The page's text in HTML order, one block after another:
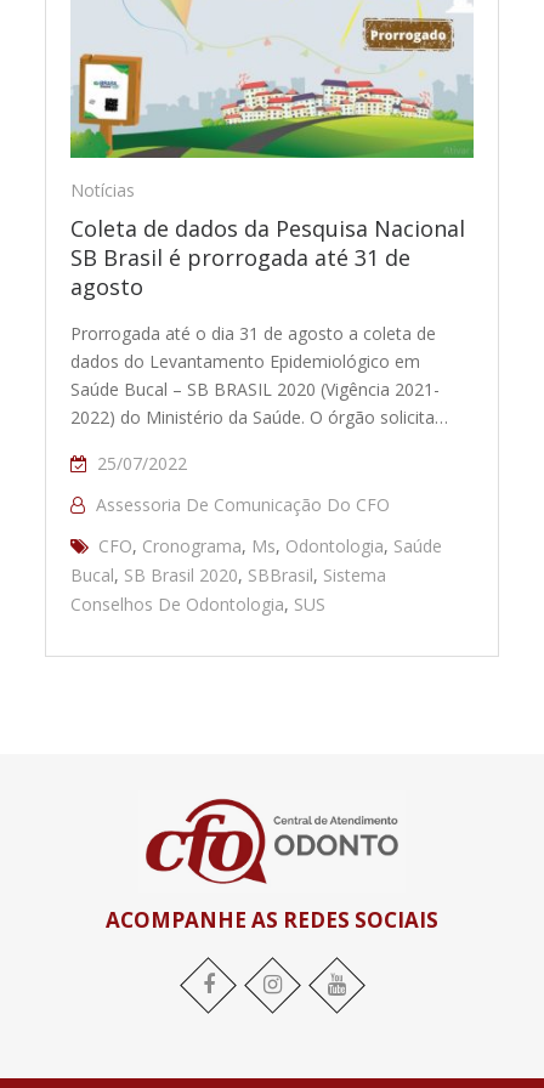
Notícias
Coleta de dados da Pesquisa Nacional
SB Brasil é prorrogada até 31 de
agosto
Prorrogada até o dia 31 de agosto a coleta de
dados do Levantamento Epidemiológico em
Saúde Bucal – SB BRASIL 2020 (Vigência 2021-
2022) do Ministério da Saúde. O órgão solicita…
25/07/2022
Assessoria De Comunicação Do CFO
CFO, Cronograma, Ms, Odontologia, Saúde
Bucal, SB Brasil 2020, SBBrasil, Sistema
Conselhos De Odontologia, SUS
ACOMPANHE AS REDES SOCIAIS
Facebook Instagram YouTube